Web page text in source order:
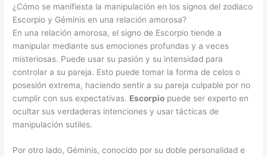
¿Cómo se manifiesta la manipulación en los signos del zodiaco
Escorpio y Géminis en una relación amorosa?
En una relación amorosa, el signo de Escorpio tiende a
manipular mediante sus emociones profundas y a veces
misteriosas. Puede usar su pasión y su intensidad para
controlar a su pareja. Esto puede tomar la forma de celos o
posesión extrema, haciendo sentir a su pareja culpable por no
cumplir con sus expectativas. Escorpio puede ser experto en
ocultar sus verdaderas intenciones y usar tácticas de
manipulación sutiles.
Por otro lado, Géminis, conocido por su doble personalidad e